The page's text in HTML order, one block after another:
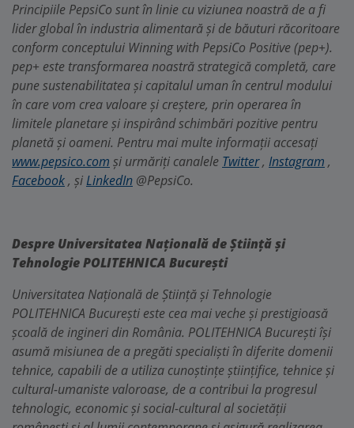
Principiile PepsiCo sunt în linie cu viziunea noastră de a fi
lider global în industria alimentară și de băuturi răcoritoare
conform conceptului Winning with PepsiCo Positive (pep+).
pep+ este transformarea noastră strategică completă, care
pune sustenabilitatea și capitalul uman în centrul modului
în care vom crea valoare și creștere, prin operarea în
limitele planetare și inspirând schimbări pozitive pentru
planetă și oameni. Pentru mai multe informații accesați
www.pepsico.com și urmăriți canalele Twitter, Instagram ,
Facebook, șiLinkedIn @PepsiCo.
Despre Universitatea Națională de Știință și
Tehnologie POLITEHNICA București
Universitatea Națională de Știință și Tehnologie
POLITEHNICA București este cea mai veche și prestigioasă
școală de ingineri din România. POLITEHNICA București își
asumă misiunea de a pregăti specialiști în diferite domenii
tehnice, capabili de a utiliza cunoștințe științifice, tehnice și
cultural-umaniste valoroase, de a contribui la progresul
tehnologic, economic și social-cultural al societății